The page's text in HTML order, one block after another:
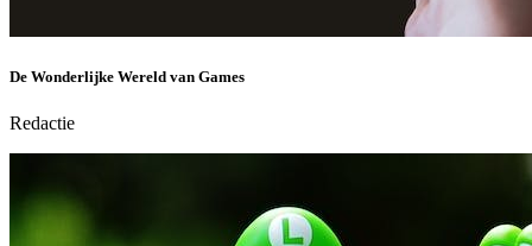
De Wonderlijke Wereld van Games
Redactie